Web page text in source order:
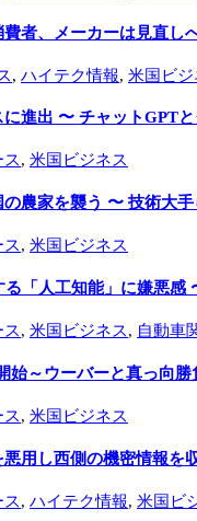
者、メーカーは見直し
, ハイテク情報, 米国ビジ
進出 〜 チャットGPT
, 米国ビジネス
農家を襲う 〜 技術大
, 米国ビジネス
「人工知能」に嫌悪感
, 米国ビジネス, 自動車
始～ウーバーと真っ向勝
, 米国ビジネス
用し西側の機密情報
, ハイテク情報, 米国ビ